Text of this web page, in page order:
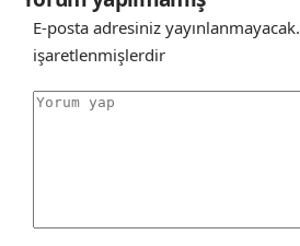
E-posta adresiniz yayınlanmayacak.
işaretlenmişlerdir